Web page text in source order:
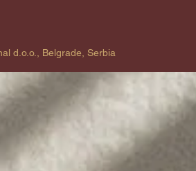
d.o.o., Belgrade, Serbia